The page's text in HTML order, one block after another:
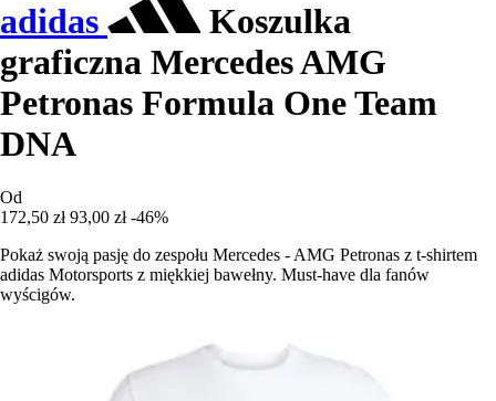
adidas
Koszulka
graficzna Mercedes AMG
Petronas Formula One Team
DNA
Od
172,50 zł 93,00 zł -46%
Pokaż swoją pasję do zespołu Mercedes - AMG Petronas z t-shirtem
adidas Motorsports z miękkiej bawełny. Must-have dla fanów
wyścigów.